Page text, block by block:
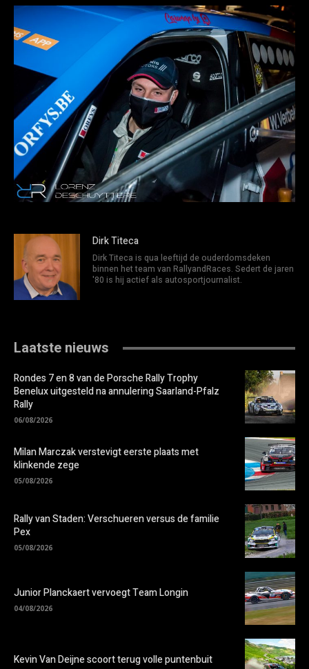
Dirk Titeca
Dirk Titeca is qua leeftijd de ouderdomsdeken
binnen het team van RallyandRaces. Sedert de jaren
'80 is hij actief als autosportjournalist.
Laatste nieuws
Rondes 7 en 8 van de Porsche Rally Trophy
Benelux uitgesteld na annulering Saarland-Pfalz
Rally
06/08/2026
Milan Marczak verstevigt eerste plaats met
klinkende zege
05/08/2026
Rally van Staden: Verschueren versus de familie
Pex
05/08/2026
Junior Planckaert vervoegt Team Longin
04/08/2026
Kevin Van Deijne scoort terug volle puntenbuit